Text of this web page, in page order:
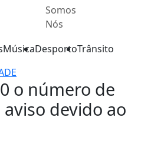
Somos
Nós
MúsicaDesportoTrânsito
o número de
devido ao